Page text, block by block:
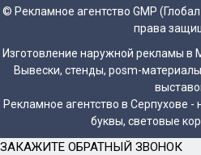
© Рекламное агентство GMP
права
Изготовление наружной рекламы в
Вывески, стенды, posm-
Рекламное агентство в Серпухове
буквы, световые
ЗАКАЖИТЕ ОБРАТНЫЙ ЗВОНОК